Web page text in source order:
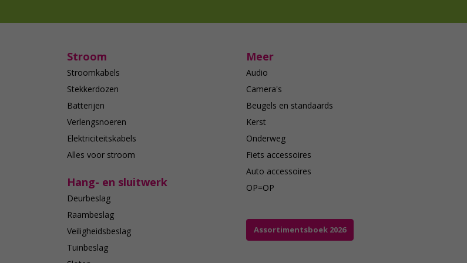
Stroom
Stroomkabels
Stekkerdozen
Batterijen
Verlengsnoeren
Elektriciteitskabels
Alles voor stroom
Hang- en sluitwerk
Deurbeslag
Raambeslag
Veiligheidsbeslag
Tuinbeslag
Meer
Audio
Camera's
Beugels en standaards
Kerst
Onderweg
Fiets accessoires
Auto accessoires
OP=OP
Assortimentsboek 2026